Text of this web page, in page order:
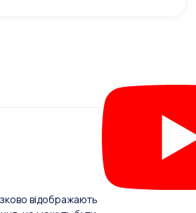
відображають